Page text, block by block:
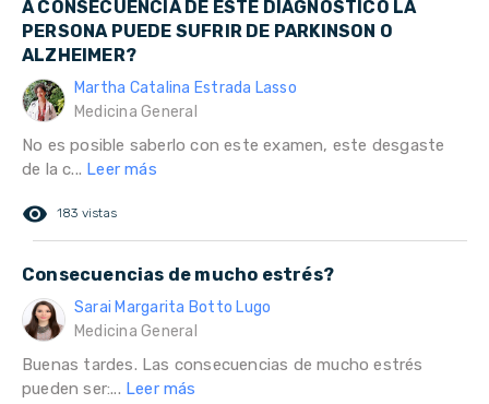
A CONSECUENCIA DE ESTE DIAGNOSTICO LA
PERSONA PUEDE SUFRIR DE PARKINSON O
ALZHEIMER?
Martha Catalina Estrada Lasso
Medicina General
No es posible saberlo con este examen, este desgaste
de la c... Leer más
remove_red_eye 183 vistas
Consecuencias de mucho estrés?
Sarai Margarita Botto Lugo
Medicina General
Buenas tardes. Las consecuencias de mucho estrés
pueden ser:... Leer más